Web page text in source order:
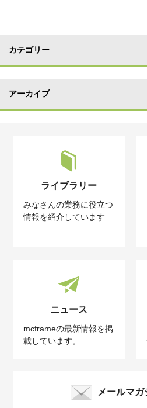
カテゴリー
アーカイブ
ライブラリー
みなさんの業務に役立つ
情報を紹介しています
ニュース
mcframeの最新情報を掲
載しています。
メールマ